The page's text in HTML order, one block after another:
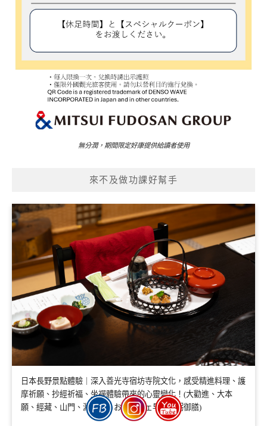
無分潤，期間限定好康提供給讀者使用
來不及做功課好幫手
日本長野景點體驗｜深入善光寺宿坊寺院文化，感受精進料理、護
摩祈願、抄經祈福、坐禪體驗帶來的心靈變化！(大勸進、大本
願、經藏、山門、淵之坊、お寺カフェ早齋寺粥御膳)